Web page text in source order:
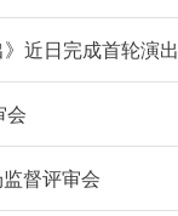
近日完成首轮演出
会
督评审会